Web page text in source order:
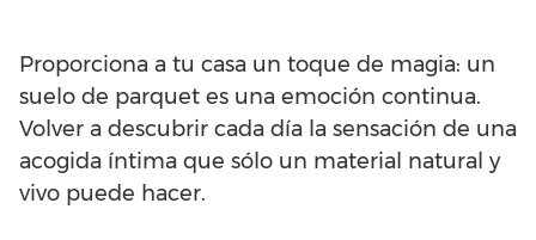
Proporciona a tu casa un toque de magia: un
suelo de parquet es una emoción continua.
Volver a descubrir cada día la sensación de una
acogida íntima que sólo un material natural y
vivo puede hacer.